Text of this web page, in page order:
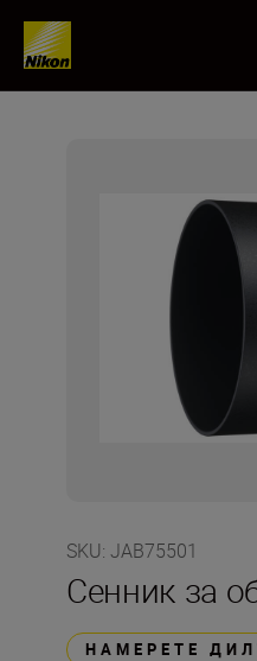
SKU: JAB75501
Сенник за
НАМЕРЕТЕ